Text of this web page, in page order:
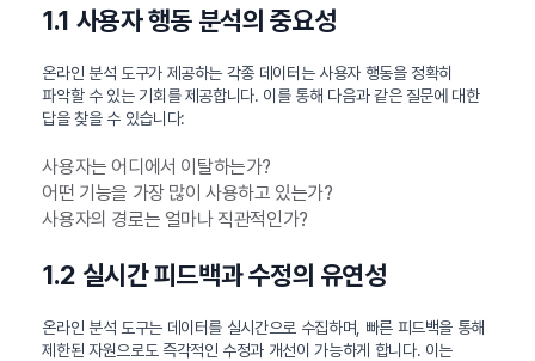
1.1 사용자 행동 분석의 중요성
온라인 분석 도구가 제공하는 각종 데이터는 사용자 행동을 정확히
파악할 수 있는 기회를 제공합니다. 이를 통해 다음과 같은 질문에 대한
답을 찾을 수 있습니다:
사용자는 어디에서 이탈하는가?
어떤 기능을 가장 많이 사용하고 있는가?
사용자의 경로는 얼마나 직관적인가?
1.2 실시간 피드백과 수정의 유연성
온라인 분석 도구는 데이터를 실시간으로 수집하며, 빠른 피드백을 통해
제한된 자원으로도 즉각적인 수정과 개선이 가능하게 합니다. 이는